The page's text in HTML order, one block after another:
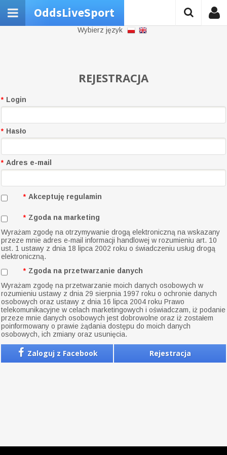
OddsLiveSport
Wybierz język
REJESTRACJA
* Login
* Hasło
* Adres e-mail
* Akceptuję regulamin
* Zgoda na marketing
Wyrażam zgodę na otrzymywanie drogą elektroniczną na wskazany
przeze mnie adres e-mail informacji handlowej w rozumieniu art. 10
ust. 1 ustawy z dnia 18 lipca 2002 roku o świadczeniu usług drogą
elektroniczną.
* Zgoda na przetwarzanie danych
Wyrażam zgodę na przetwarzanie moich danych osobowych w
rozumieniu ustawy z dnia 29 sierpnia 1997 roku o ochronie danych
osobowych oraz ustawy z dnia 16 lipca 2004 roku Prawo
telekomunikacyjne w celach marketingowych i oświadczam, iż podanie
przeze mnie danych osobowych jest dobrowolne oraz iż zostałem
poinformowany o prawie żądania dostępu do moich danych
osobowych, ich zmiany oraz usunięcia.
Zaloguj z Facebook